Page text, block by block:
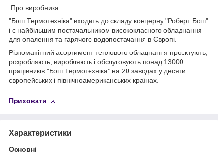
Про виробника:
"Бош Термотехніка" входить до складу концерну "Роберт Бош"
і є найбільшим постачальником висококласного обладнання
для опалення та гарячого водопостачання в Європі.
Різноманітний асортимент теплового обладнання проєктують,
розробляють, виробляють і обслуговують понад 13000
працівників "Бош Термотехніка" на 20 заводах у десяти
європейських і північноамериканських країнах.
Приховати
Характеристики
Основні